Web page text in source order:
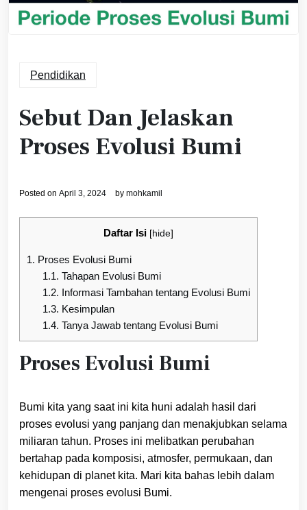
Pendidikan
Sebut Dan Jelaskan
Proses Evolusi Bumi
Posted on April 3, 2024 by mohkamil
Daftar Isi [hide]
1. Proses Evolusi Bumi
1.1. Tahapan Evolusi Bumi
1.2. Informasi Tambahan tentang Evolusi Bumi
1.3. Kesimpulan
1.4. Tanya Jawab tentang Evolusi Bumi
Proses Evolusi Bumi
Bumi kita yang saat ini kita huni adalah hasil dari
proses evolusi yang panjang dan menakjubkan selama
miliaran tahun. Proses ini melibatkan perubahan
bertahap pada komposisi, atmosfer, permukaan, dan
kehidupan di planet kita. Mari kita bahas lebih dalam
mengenai proses evolusi Bumi.